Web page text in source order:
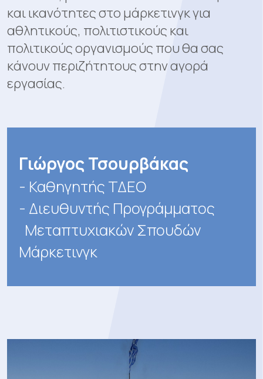
και ικανότητες στο μάρκετινγκ για
αθλητικούς, πολιτιστικούς και
πολιτικούς οργανισμούς που θα σας
κάνουν περιζήτητους στην αγορά
εργασίας.
Γιώργος Τσουρβάκας
- Καθηγητής ΤΔΕΟ
- Διευθυντής Προγράμματος
Μεταπτυχιακών Σπουδών
Μάρκετινγκ